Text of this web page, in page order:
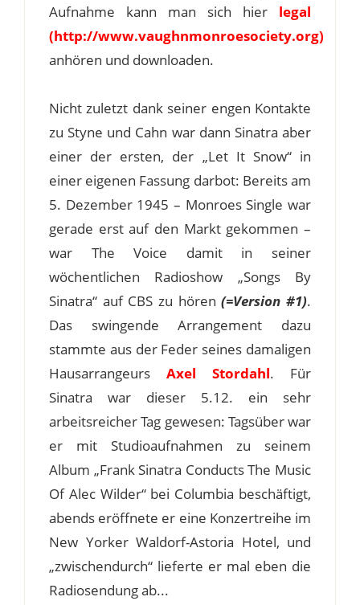
Aufnahme kann man sich hier legal
(http://www.vaughnmonroesociety.org)
anhören und downloaden.
Nicht zuletzt dank seiner engen Kontakte
zu Styne und Cahn war dann Sinatra aber
einer der ersten, der „Let It Snow“ in
einer eigenen Fassung darbot: Bereits am
5. Dezember 1945 – Monroes Single war
gerade erst auf den Markt gekommen –
war The Voice damit in seiner
wöchentlichen Radioshow „Songs By
Sinatra“ auf CBS zu hören(=Version #1).
Das swingende Arrangement dazu
stammte aus der Feder seines damaligen
Hausarrangeurs Axel Stordahl. Für
Sinatra war dieser 5.12. ein sehr
arbeitsreicher Tag gewesen: Tagsüber war
er mit Studioaufnahmen zu seinem
Album „Frank Sinatra Conducts The Music
Of Alec Wilder“ bei Columbia beschäftigt,
abends eröffnete er eine Konzertreihe im
New Yorker Waldorf-Astoria Hotel, und
„zwischendurch“ lieferte er mal eben die
Radiosendung ab...